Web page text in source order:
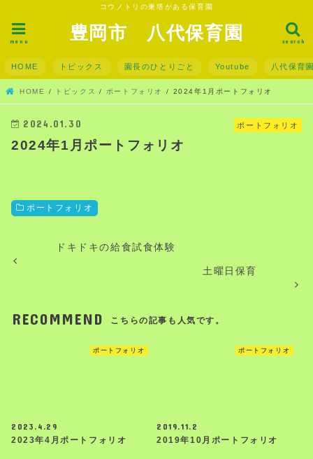
コウノトリの巣塔がある保育園
豊岡市 八代保育園 search
menu
HOME トピックス 園長のひとりごと Youtube 八代保育
HOME トピックス ポートフォリオ 2024年1月ポートフォリオ
ポートフォリオ
2024.01.30
2024年1月ポートフォリオ
ポートフォリオ
ドキドキの給食試食体験
土曜日保育
RECOMMEND こちらの記事も人気です。
ポートフォリオ
2023.4.29
2023年4月ポートフォリオ
ポートフォリオ
2019.11.2
2019年10月ポートフォリオ